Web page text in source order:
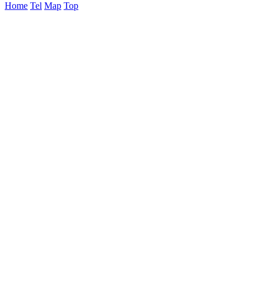
Home Tel Map Top